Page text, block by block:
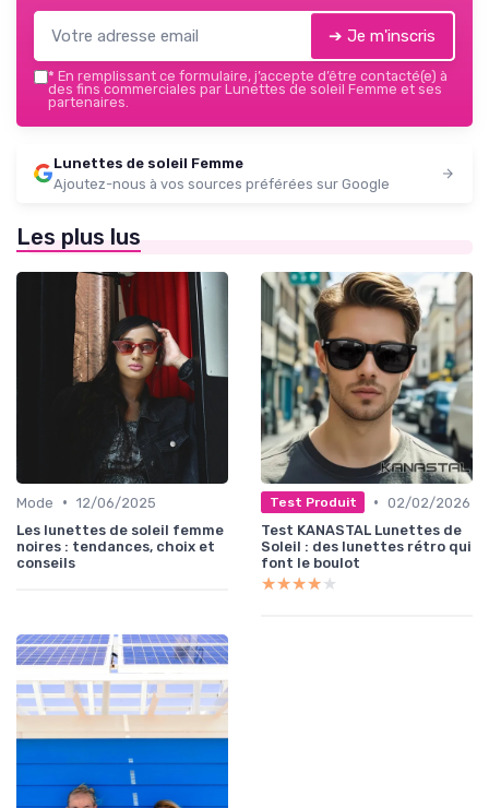
➔ Je m'inscris
* En remplissant ce formulaire, j’accepte d’être contacté(e) à
des fins commerciales par Lunettes de soleil Femme et ses
partenaires.
Lunettes de soleil Femme
Ajoutez-nous à vos sources préférées sur Google
Les plus lus
Mode • 12/06/2025
Les lunettes de soleil femme
noires : tendances, choix et
conseils
Test Produit • 02/02/2026
Test KANASTAL Lunettes de
Soleil : des lunettes rétro qui
font le boulot
★★★★★
★★★★★